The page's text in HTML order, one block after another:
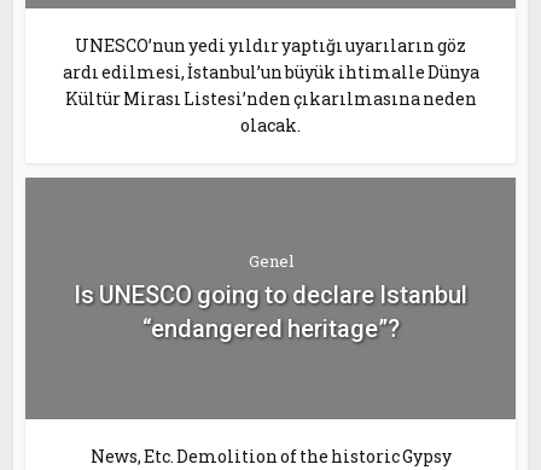
UNESCO’nun yedi yıldır yaptığı uyarıların göz
ardı edilmesi, İstanbul’un büyük ihtimalle Dünya
Kültür Mirası Listesi’nden çıkarılmasına neden
olacak.
Genel
Is UNESCO going to declare Istanbul
“endangered heritage”?
News, Etc. Demolition of the historic Gypsy